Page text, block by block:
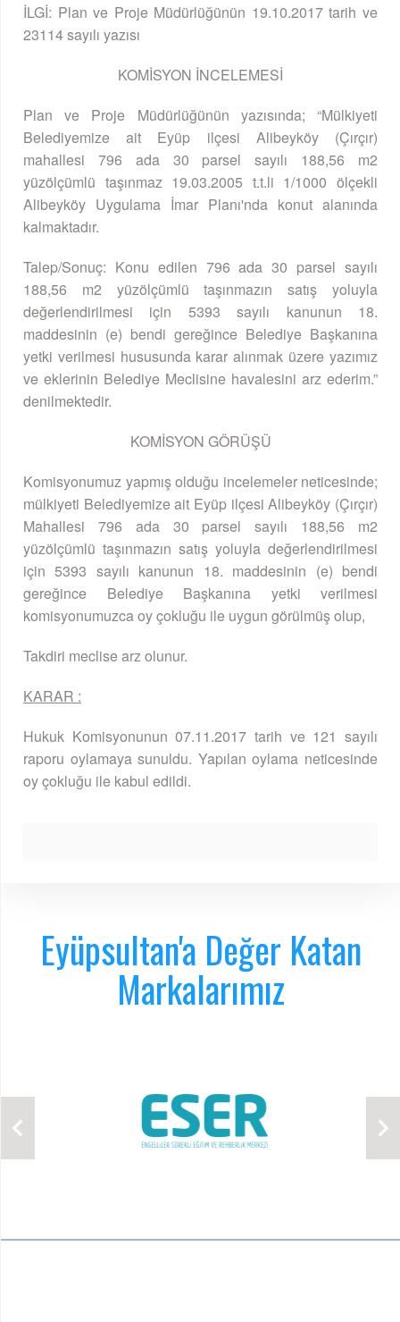
İLGİ: Plan ve Proje Müdürlüğünün 19.10.2017 tarih ve
23114 sayılı yazısı
KOMİSYON İNCELEMESİ
Plan ve Proje Müdürlüğünün yazısında; “Mülkiyeti
Belediyemize ait Eyüp ilçesi Alibeyköy (Çırçır)
mahallesi 796 ada 30 parsel sayılı 188,56 m2
yüzölçümlü taşınmaz 19.03.2005 t.t.li 1/1000 ölçekli
Alibeyköy Uygulama İmar Planı'nda konut alanında
kalmaktadır.
Talep/Sonuç: Konu edilen 796 ada 30 parsel sayılı
188,56 m2 yüzölçümlü taşınmazın satış yoluyla
değerlendirilmesi için 5393 sayılı kanunun 18.
maddesinin (e) bendi gereğince Belediye Başkanına
yetki verilmesi hususunda karar alınmak üzere yazımız
ve eklerinin Belediye Meclisine havalesini arz ederim.”
denilmektedir.
KOMİSYON GÖRÜŞÜ
Komisyonumuz yapmış olduğu incelemeler neticesinde;
mülkiyeti Belediyemize ait Eyüp ilçesi Alibeyköy (Çırçır)
Mahallesi 796 ada 30 parsel sayılı 188,56 m2
yüzölçümlü taşınmazın satış yoluyla değerlendirilmesi
için 5393 sayılı kanunun 18. maddesinin (e) bendi
gereğince Belediye Başkanına yetki verilmesi
komisyonumuzca oy çokluğu ile uygun görülmüş olup,
Takdiri meclise arz olunur.
KARAR :
Hukuk Komisyonunun 07.11.2017 tarih ve 121 sayılı
raporu oylamaya sunuldu. Yapılan oylama neticesinde
oy çokluğu ile kabul edildi.
Eyüpsultan'a Değer Katan
Markalarımız